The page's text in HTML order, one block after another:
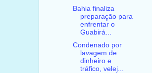
Bahia finaliza
preparação para
enfrentar o
Guabirá...
Condenado por
lavagem de
dinheiro e
tráfico, velej...